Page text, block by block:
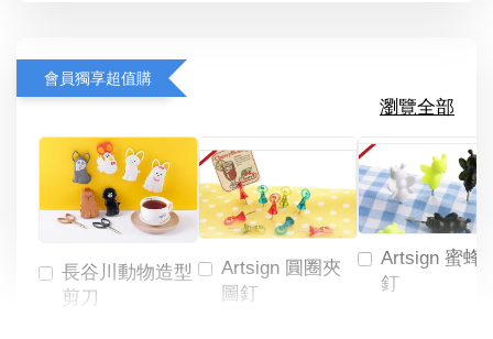
會員獨享超值購
瀏覽全部
長谷川動物造型
剪刀
Artsign 圓圈夾
圖釘
Artsign 蜜蜂
釘